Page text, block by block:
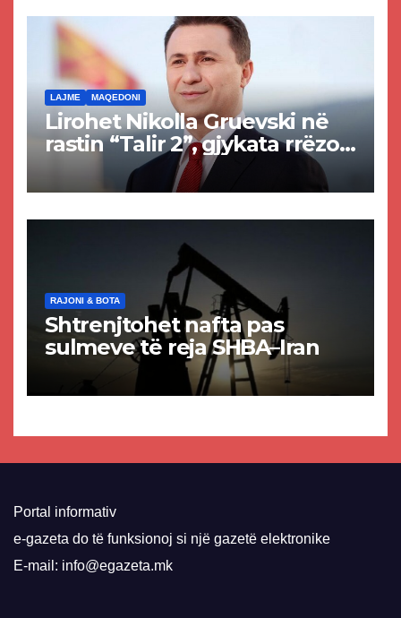
LAJME MAQEDONI
Lirohet Nikolla Gruevski në
rastin “Talir 2”, gjykata rrëzon
akuzat për ndërtimin e
paligjshëm të selisë së
RAJONI & BOTA
Shtrenjtohet nafta pas
sulmeve të reja SHBA–Iran
Portal informativ
e-gazeta do të funksionoj si një gazetë elektronike
E-mail: info@egazeta.mk